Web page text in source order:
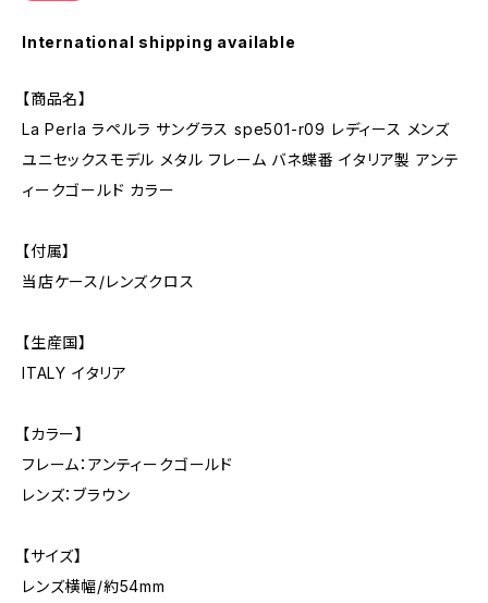
International shipping available
【商品名】
La Perla ラペルラ サングラス spe501-r09 レディース メンズ
ユニセックスモデル メタル フレーム バネ蝶番 イタリア製 アンテ
ィークゴールド カラー
【付属】
当店ケース/レンズクロス
【生産国】
ITALY イタリア
【カラー】
フレーム：アンティークゴールド
レンズ：ブラウン
【サイズ】
レンズ横幅/約54mm